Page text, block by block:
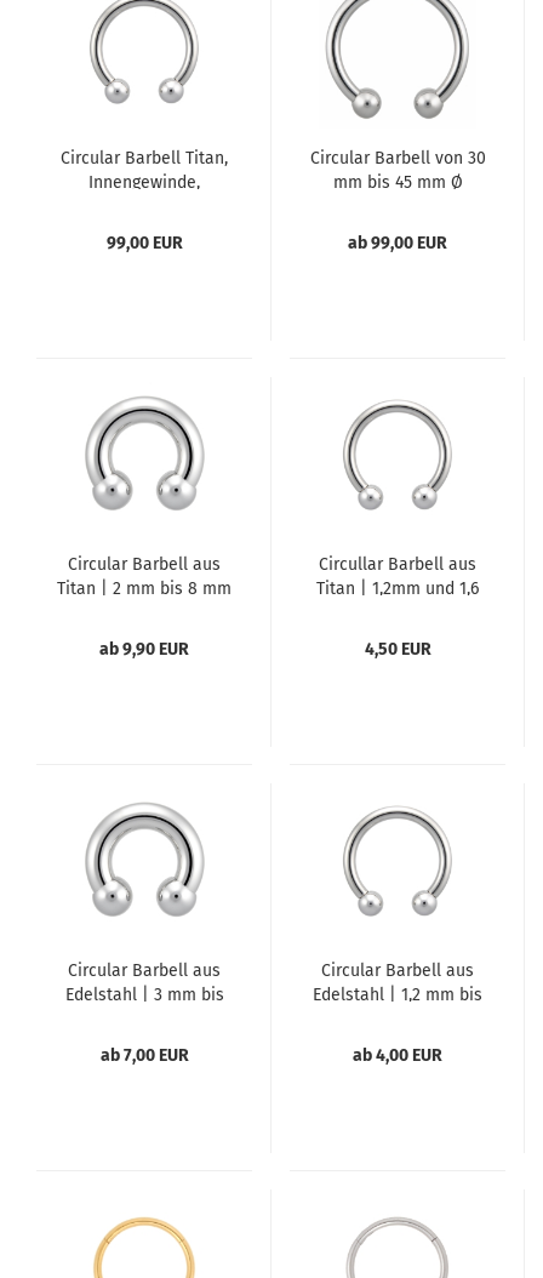
Circular Barbell Titan,
Innengewinde,
99,00 EUR
Circular Barbell von 30
mm bis 45 mm Ø
ab 99,00 EUR
Circular Barbell aus
Titan | 2 mm bis 8 mm
ab 9,90 EUR
Circullar Barbell aus
Titan | 1,2mm und 1,6
4,50 EUR
Circular Barbell aus
Edelstahl | 3 mm bis
ab 7,00 EUR
Circular Barbell aus
Edelstahl | 1,2 mm bis
ab 4,00 EUR